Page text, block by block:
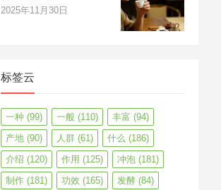
2025年11月30日
标签云
一种 (99) 一般 (110) 丰富 (94)
产地 (90) 人群 (61) 什么 (186)
介绍 (120) 作用 (125) 冲泡 (181)
制作 (181) 功效 (165) 发酵 (84)